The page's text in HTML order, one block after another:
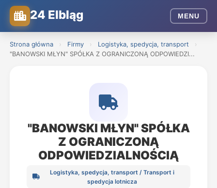
24 Elbląg MENU
Strona główna › Firmy › Logistyka, spedycja, transport
›
"BANOWSKI MŁYN" SPÓŁKA Z OGRANICZONĄ ODPOWIEDZI...
"BANOWSKI MŁYN" SPÓŁKA
Z OGRANICZONĄ
ODPOWIEDZIALNOŚCIĄ
Logistyka, spedycja, transport / Transport i
spedycja lotnicza